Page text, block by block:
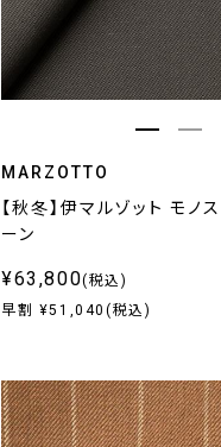
MARZOTTO
【秋冬】伊マルゾット モノ
ーン
¥63,800(税込)
早割 ¥51,040(税込)